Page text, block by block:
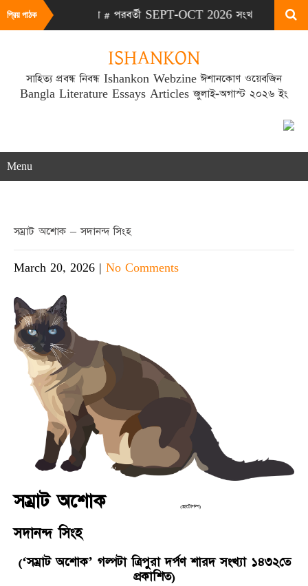
প্রিয় পাঠক
2026 সংখ্যা # পরবর্তী SEPT-OCT 2026 সংখ্যা প্রকাশিত হবে
ISHANKON
সাহিত্য প্রবন্ধ নিবন্ধ Ishankon Webzine ঈশানকোণ ওয়েবজিন
Bangla Literature Essays Articles জুলাই-অগাস্ট ২০২৬ ইং
Menu
সম্রাট অশোক – সদানন্দ সিংহ
March 20, 2026 | No Comments
সম্রাট অশোক (ছোটোগল্প)
সদানন্দ সিংহ
(‘সম্রাট অশোক’ গল্পটা ত্রিপুরা দর্পণ শারদ সংখ্যা ১৪৩২তে
প্রকাশিত)